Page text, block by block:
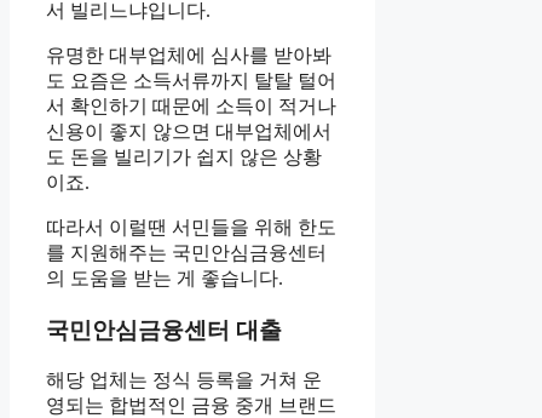
서 빌리느냐입니다.
유명한 대부업체에 심사를 받아봐
도 요즘은 소득서류까지 탈탈 털어
서 확인하기 때문에 소득이 적거나
신용이 좋지 않으면 대부업체에서
도 돈을 빌리기가 쉽지 않은 상황
이죠.
따라서 이럴땐 서민들을 위해 한도
를 지원해주는 국민안심금융센터
의 도움을 받는 게 좋습니다.
국민안심금융센터 대출
해당 업체는 정식 등록을 거쳐 운
영되는 합법적인 금융 중개 브랜드